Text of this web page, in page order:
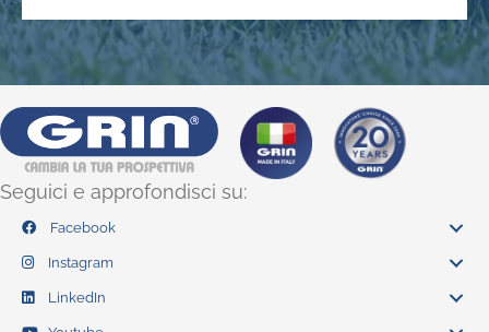
Seguici e approfondisci su:
Facebook
Instagram
LinkedIn